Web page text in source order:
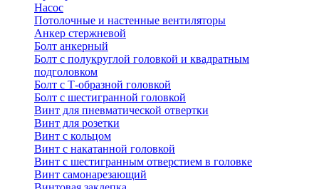
Насос
Потолочные и настенные вентиляторы
Анкер стержневой
Болт анкерный
Болт с полукруглой головкой и квадратным
подголовком
Болт с Т-образной головкой
Болт с шестигранной головкой
Винт для пневматической отвертки
Винт для розетки
Винт с кольцом
Винт с накатанной головкой
Винт с шестигранным отверстием в головке
Винт самонарезающий